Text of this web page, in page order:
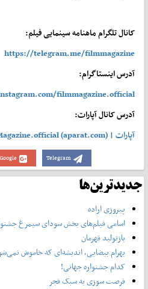
کانال تلگرام ماهنامه سینمایی فیلم:
https://telegram.me/filmmagazine
آدرس اینستاگرام:
filmmagazine.official
آدرس کانال آپارات:
آپارات | FilmMagazine.official (aparat.com)
Google+ Telegram
جدیدترین‌ها
پیروزی اراده
اسامی فیلم‌های بخش سودای سیمرغ
بازتولید قهرمان
بهرام بیضایی، اندیشه‌ای که خاموش
کدام جشنواره جهانی!
فرصت سوزی به سبک فجر